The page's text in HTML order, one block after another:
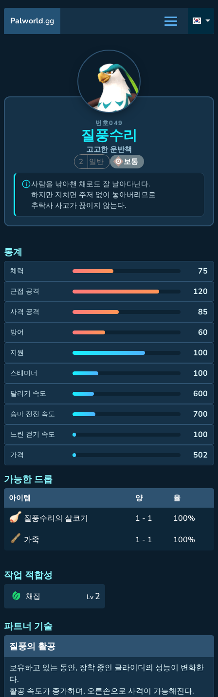
Palworld.gg
번호049
질풍수리
고고한 운반책
2
일반 보통
사람을 낚아챈 채로도 잘 날아다닌다.
하지만 지치면 주저 없이 놓아버리므로
추락사 사고가 끊이지 않는다.
통계
체력 75
근접 공격 120
사격 공격 85
방어 60
지원 100
스태미너 100
달리기 속도 600
승마 전진 속도 700
느린 걷기 속도 100
가격 502
가능한 드롭
아이템 양 율
질풍수리의 살코기 1 - 1
100%
가죽
1 - 1 100%
작업 적합성
채집 Lv 2
파트너 기술
질풍의 활공
보유하고 있는 동안, 장착 중인 글라이더의 성능이 변화한
다.
활공 속도가 증가하며, 오른손으로 사격이 가능해진다.